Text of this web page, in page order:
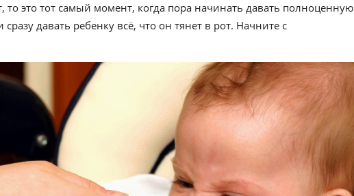
то это тот самый момент, когда пора начинать давать полноценную
давать ребенку всё, что он тянет в рот. Начните с